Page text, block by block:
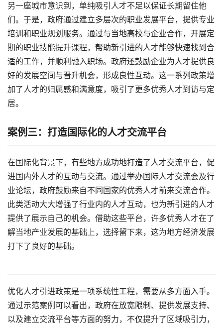
另一座城市意识到，单纯吸引人才不足以保证长期留住他
们。于是，政府通过建立多层次的职业发展平台，提供专业
培训和职业规划服务。通过与当地高校与企业合作，开展定
期的职业技能提升课程，帮助新引进的人才能够快速找到合
适的工作，并顺利融入职场。政府还鼓励企业为人才提供良
好的发展空间与晋升机会，形成良性互动。这一系列政策增
加了人才的归属感和满意度，吸引了更多优秀人才到访与定
居。
案例三：打造国际化的人才交流平台
在国际化背景下，有些地方成功地打造了人才交流平台，促
进国内外人才的互动与交流。通过举办国际人才交流会及行
业论坛，政府鼓励来自不同国家的优秀人才前来交流合作。
此类活动大大增强了行业内的人才互动，也为新引进的人才
提供了展示自己的机会。借助这些平台，许多优秀人才在了
解当地产业发展的基础上，选择留下来，这为地方经济发展
打下了良好的基础。
优化人才引进政策是一项系统性工程，需要从多方面入手。
通过示范案例可以看出，政府在放宽限制、提供发展支持、
以及建立交流平台等方面的努力，不仅提升了区域吸引力，